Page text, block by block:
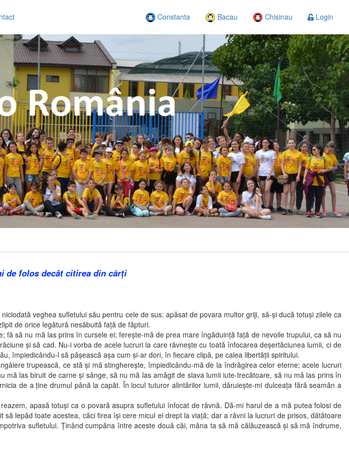
Constanta Bacau Chisinau Login
de folos decât citirea din cărţi
veghea sufletului său pentru cele de sus: apăsat de povara multor griji, să-şi ducă totuşi zilele ca
de orice legătură nesăbuită faţă de făpturi.
nu mă las prins în cursele ei; fereşte-mă de prea mare îngăduinţă faţă de nevoile trupului, ca să nu
şi să cad. Nu-i vorba de acele lucruri la care râvneşte cu toată înfocarea deşertăciunea lumii, ci de
împiedicându-l să păşească aşa cum şi-ar dori, în fiecare clipă, pe calea libertăţii spiritului.
trupească, ce stă şi mă stinghereşte, împiedicându-mă de la îndrăgirea celor eterne; acele lucruri
las biruit de carne şi sânge, să nu mă las amăgit de slava lumii iute-trecătoare, să nu mă las prins în
de a ţine drumul până la capăt. În locul tuturor alintărilor lumii, dăruieşte-mi dulceaţa fără seamăn a
apasă totuşi ca o povară asupra sufletului înfocat de râvnă. Dă-mi harul de a mă putea folosi de
lepăd toate acestea, căci firea îşi cere micul ei drept la viaţă; dar a râvni la lucruri de prisos, dătătoare
sufletului. Ţinând cumpăna între aceste două căi, mâna ta să mă călăuzească şi să mă îndrume,